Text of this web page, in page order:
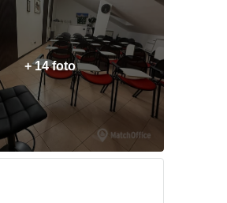
+ 14 foto